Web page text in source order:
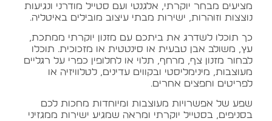
מציעים מבחר יוקרתי, אלגנטי ועם סטייל מודרני ונגיעות
נוצצות וזוהרות, ישירות מבתי עיצוב מובילים באיטליה.
כך תוכלו לשדרג את ביתכם עם מזנון יוקרתי ממתכת,
עץ, משולב אבן טבעית או סינטטית או מזכוכית. תוכלו
לבחור מזנון צף, מרחף, תלוי או לחלופין כפרי על רגליים
מעוצבות, מינימליסטי ובקווים עדינים, לטלוויזיה או
לפריטים וחפצים אחרים.
שפע של אפשרויות מעוצבות ומיוחדות מחכות לכם
בסניפים, בסטייל יוקרתי ומראה שמגיע ישירות ממגזיני